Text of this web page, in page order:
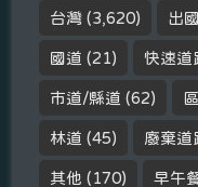
台灣 (3,620) 出
國道 (21) 快速道
市道/縣道 (62)
林道 (45) 廢棄道
其他 (170) 早午